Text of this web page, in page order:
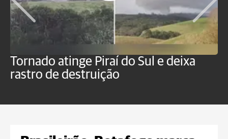
Tornado atinge Piraí do Sul e deixa
rastro de destruição